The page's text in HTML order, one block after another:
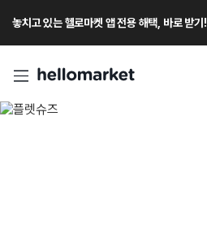
놓치고 있는 헬로마켓 앱 전용 해택, 바로 받기!